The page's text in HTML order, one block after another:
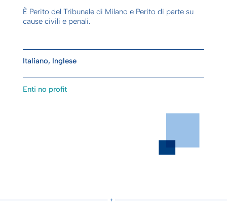
È Perito del Tribunale di Milano e Perito di parte su
cause civili e penali.
Italiano, Inglese
Enti no profit